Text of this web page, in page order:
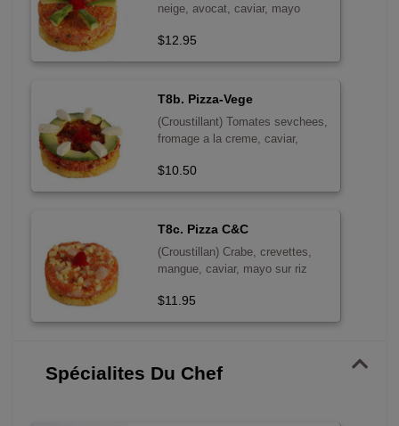
neige, avocat, caviar, mayo
$12.95
T8b. Pizza-Vege
(Croustillant) Tomates sevchees,
fromage a la creme, caviar,
sur riz tempura
$10.50
T8c. Pizza C&C
(Croustillan) Crabe, crevettes,
mangue, caviar, mayo sur riz
$11.95
Spécialites Du Chef